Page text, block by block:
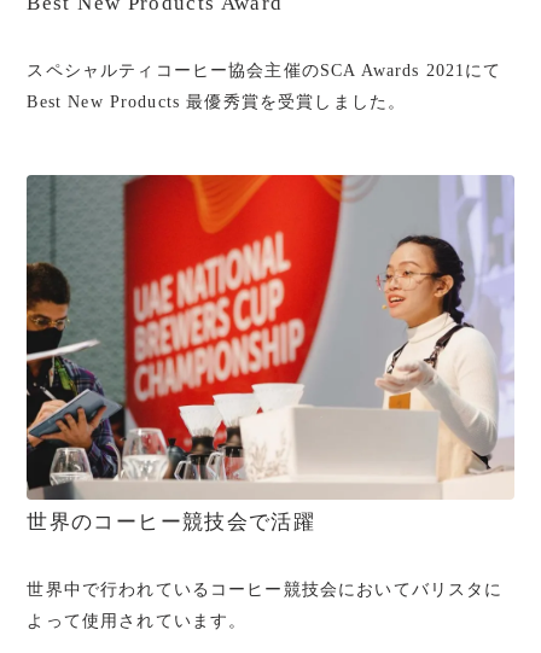
スペシャルティコーヒー協会主催の​SCA Awards 2021にて
Best New Products 最優秀賞を受賞しました。
世界のコーヒー競技会で活躍
世界中で行われているコーヒー競技会においてバリスタに
よって使用されています。